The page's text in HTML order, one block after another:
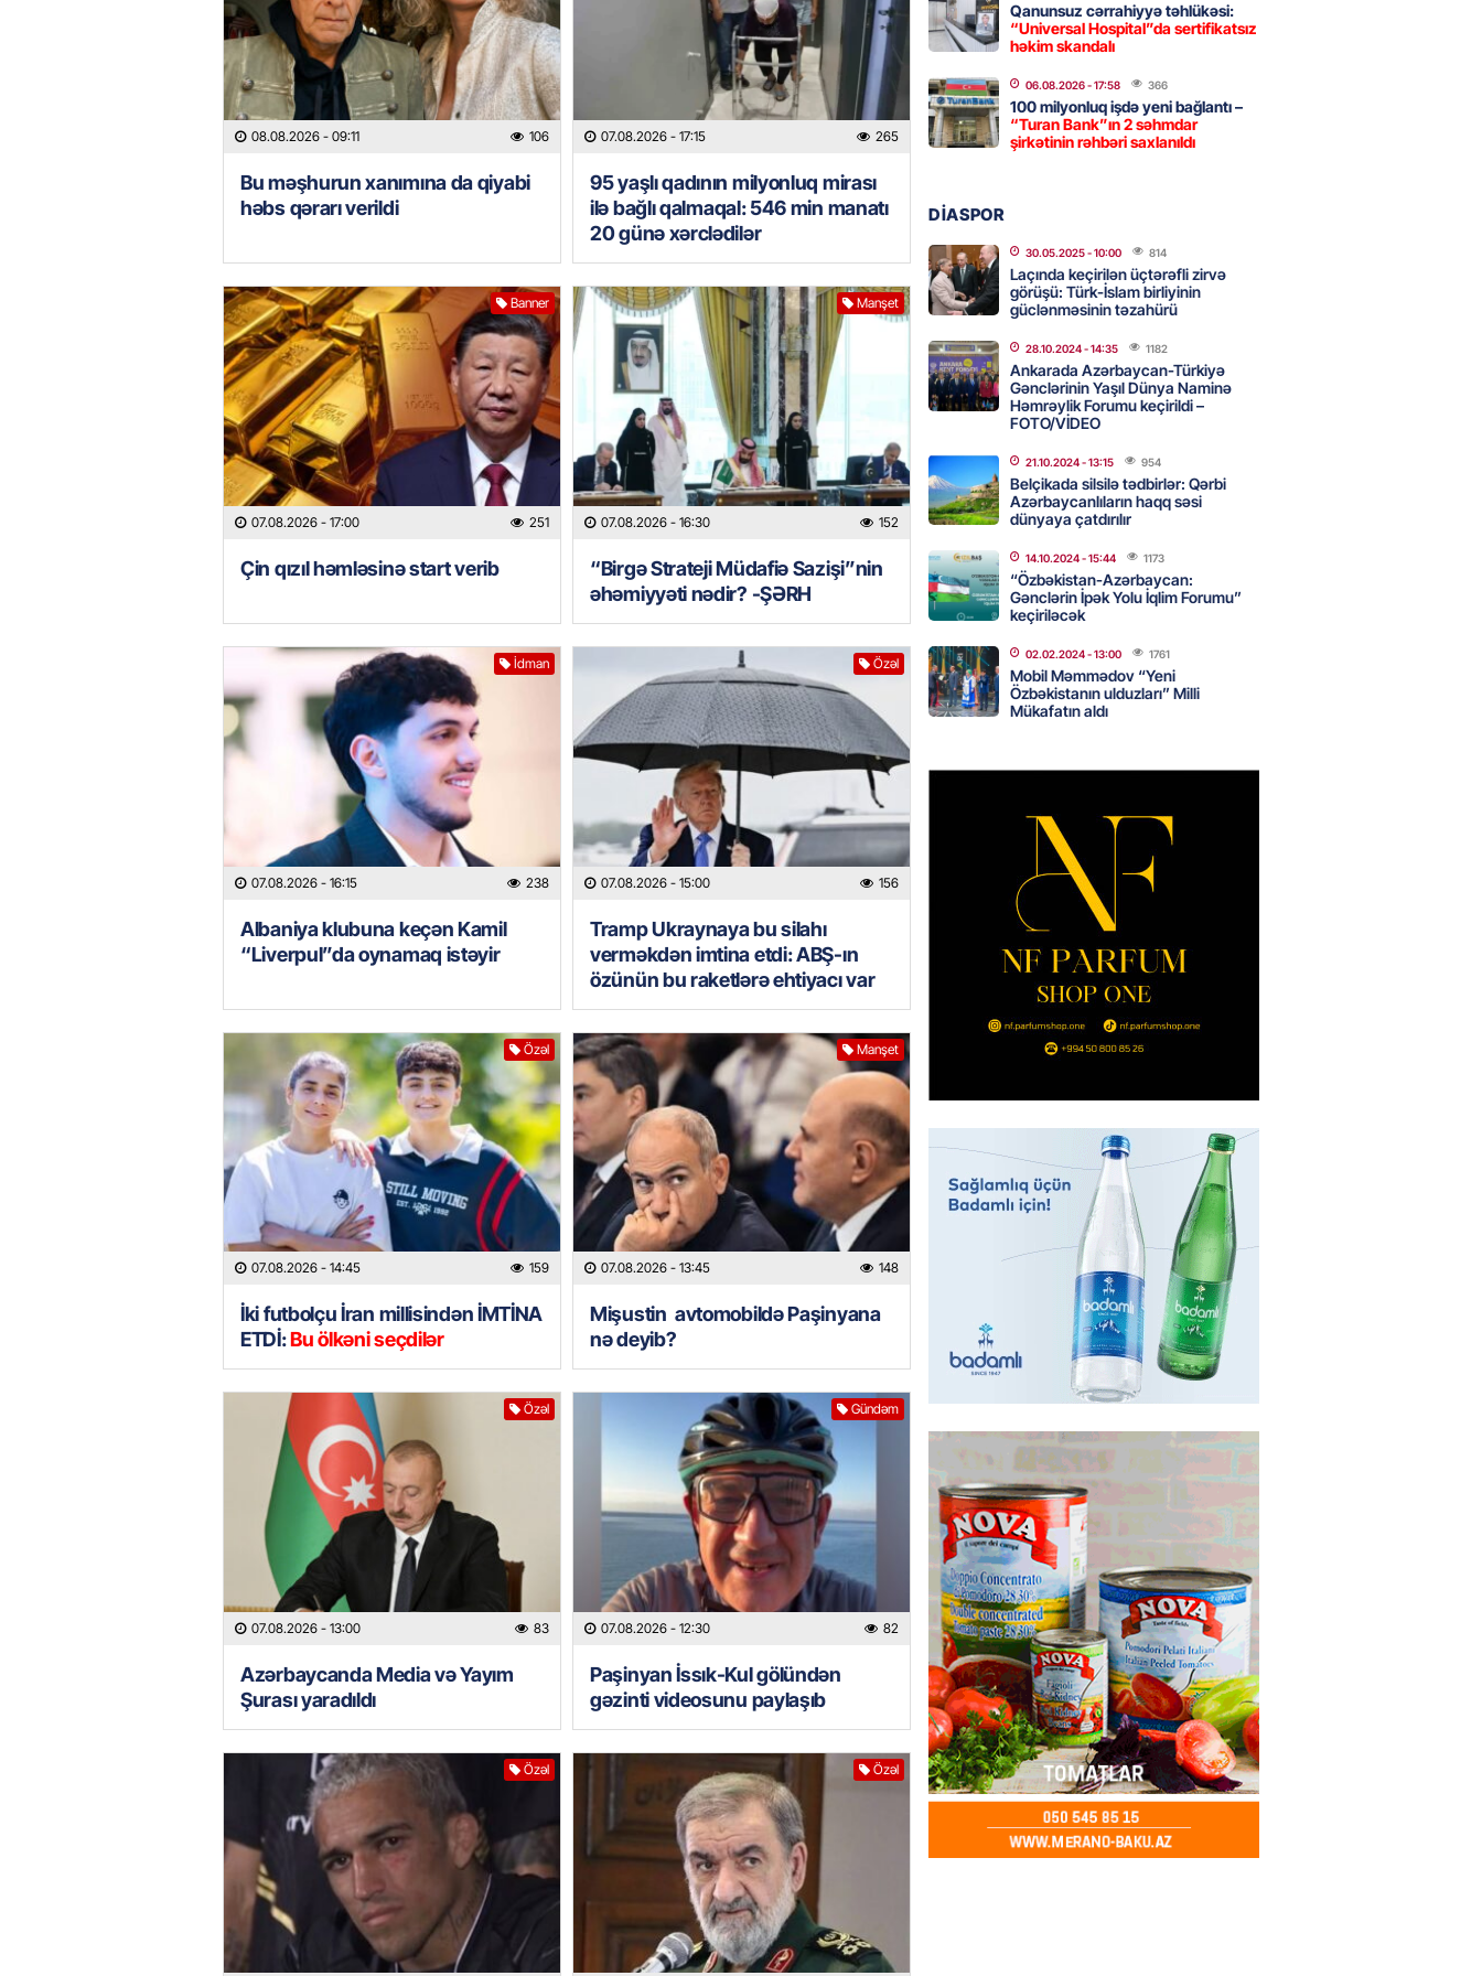
08.08.2026 - 09:11 106
Bu məşhurun xanımına da qiyabi
həbs qərarı verildi
07.08.2026 - 17:15 265
95 yaşlı qadının milyonluq mirası
ilə bağlı qalmaqal: 546 min manatı
20 günə xərclədilər
Banner
07.08.2026 - 17:00 251
Çin qızıl həmləsinə start verib
Manşet
07.08.2026 - 16:30 152
“Birgə Strateji Müdafiə Sazişi”nin
əhəmiyyəti nədir? -ŞƏRH
İdman
07.08.2026 - 16:15 238
Albaniya klubuna keçən Kamil
“Liverpul”da oynamaq istəyir
Özəl
07.08.2026 - 15:00 156
Tramp Ukraynaya bu silahı
verməkdən imtina etdi: ABŞ-ın
özünün bu raketlərə ehtiyacı var
Özəl
07.08.2026 - 14:45 159
İki futbolçu İran millisindən İMTİNA
ETDİ:Bu ölkəni seçdilər
Manşet
07.08.2026 - 13:45 148
Mişustin avtomobildə Paşinyana
nə deyib?
Özəl
07.08.2026 - 13:00 83
Azərbaycanda Media və Yayım
Şurası yaradıldı
Gündəm
07.08.2026 - 12:30 82
Paşinyan İssık-Kul gölündən
gəzinti videosunu paylaşıb
Özəl Özəl
GÜNDƏM
Ülviyyə İlyasova fəhləyə borclu qalıb?
07.08.2026 - 16:45
MANŞET
“Birgə Strateji Müdafiə Sazişi”nin
07.08.2026
İDMAN
Albaniya klubuna keçən Kamil
“Liverpul”da oynamaq istəyir
07.08.2026- 16:15
HADISƏ
Tovuzda qadın qətlə yetirildi – Şübhəli
qardaşı oğludur
07.08.2026 - 16:00 229
Türkiyədə 37,6 milyon, Rusiyada 16,7
milyon – Azərbaycanlıların yemək
xərcləri
07.08.2026 - 15:45
GÜNDƏM
Türkiyə, Səudiyyə Ərəbistanı və
Pakistan arasında Məkkə müdafiə
sazişi imzalanıb
Tramp Ukraynaya bu silahı verməkdən
imtina etdi: ABŞ-ın özünün bu raketlərə
07.08.2026- 15:00 156
ÖZƏL
İki futbolçu İran millisindən İMTİNA
ETDİ:Bu ölkəni seçdilər
159
Azərbaycanda sabah 39 dərəcə isti
olacaq
07.08.2026- 14:30 153
Birbank Biznes-dən mikro biznes
kreditinə 5%-dək endirim
07.08.2026- 14:28 153
HADISƏ
Sumqayıtda avtomobil qaçıran və
çimərlikdə mobil telefon oğurlayan
şəxslər saxlanılıb
07.08.2026- 14:15 156
GÜNDƏM
Kartdan karta istədiyiniz qədər
köçürmə edə bilərsiniz – VİDEO
07.08.2026- 14:00 154
MANŞET
Qanunsuz cərrahiyyə təhlükəsi:
“Universal Hospital”da sertifikatsız
həkim skandalı
06.08.2026- 17:58 366
100 milyonluq işdə yeni bağlantı –
“Turan Bank”ın 2 səhmdar
şirkətinin rəhbəri saxlanıldı
DİASPOR
30.05.2025- 10:00 814
Laçında keçirilən üçtərəfli zirvə
görüşü: Türk-İslam birliyinin
güclənməsinin təzahürü
28.10.2024- 14:35 1182
Ankarada Azərbaycan-Türkiyə
Gənclərinin Yaşıl Dünya Naminə
Həmrəylik Forumu keçirildi –
FOTO/VİDEO
21.10.2024- 13:15 954
Belçikada silsilə tədbirlər: Qərbi
Azərbaycanlıların haqq səsi
dünyaya çatdırılır
14.10.2024- 15:44 1173
“Özbəkistan-Azərbaycan:
Gənclərin İpək Yolu İqlim Forumu”
keçiriləcək
02.02.2024- 13:00 1761
Mobil Məmmədov “Yeni
Özbəkistanın ulduzları” Milli
Mükafatın aldı